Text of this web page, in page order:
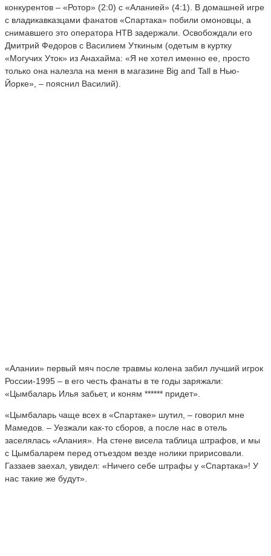
конкурентов – «Ротор» (2:0) с «Аланией» (4:1). В домашней игре
с владикавказцами фанатов «Спартака» побили омоновцы, а
снимавшего это оператора НТВ задержали. Освобождали его
Дмитрий Федоров с Василием Уткиным (одетым в куртку
«Могучих Уток» из Анахайма: «Я не хотел именно ее, просто
только она налезла на меня в магазине Big and Tall в Нью-
Йорке», – пояснил Василий).
«Алании» первый мяч после травмы колена забил лучший игрок
России-1995 – в его честь фанаты в те годы заряжали:
«Цымбаларь Илья забьет, и коням ****** придет».
«Цымбаларь чаще всех в «Спартаке» шутил, – говорил мне
Мамедов. – Уезжали как-то сборов, а после нас в отель
заселялась «Алания». На стене висела таблица штрафов, и мы
с Цымбаларем перед отъездом везде нолики пририсовали.
Газзаев заехал, увидел: «Ничего себе штрафы у «Спартака»! У
нас такие же будут».